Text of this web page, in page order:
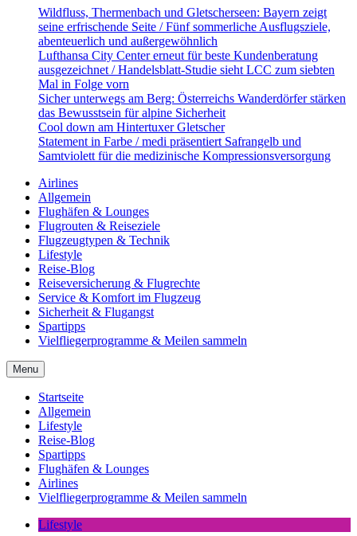
Wildfluss, Thermenbach und Gletscherseen: Bayern zeigt
seine erfrischende Seite / Fünf sommerliche Ausflugsziele,
abenteuerlich und außergewöhnlich
Lufthansa City Center erneut für beste Kundenberatung
ausgezeichnet / Handelsblatt-Studie sieht LCC zum siebten
Mal in Folge vorn
Sicher unterwegs am Berg: Österreichs Wanderdörfer stärken
das Bewusstsein für alpine Sicherheit
Cool down am Hintertuxer Gletscher
Statement in Farbe / medi präsentiert Safrangelb und
Samtviolett für die medizinische Kompressionsversorgung
Airlines
Allgemein
Flughäfen & Lounges
Flugrouten & Reiseziele
Flugzeugtypen & Technik
Lifestyle
Reise-Blog
Reiseversicherung & Flugrechte
Service & Komfort im Flugzeug
Sicherheit & Flugangst
Spartipps
Vielfliegerprogramme & Meilen sammeln
Menu
Startseite
Allgemein
Lifestyle
Reise-Blog
Spartipps
Flughäfen & Lounges
Airlines
Vielfliegerprogramme & Meilen sammeln
Lifestyle